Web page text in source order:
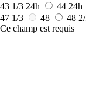
43 1/3 24h 44 24h
47 1/3
48 48
Ce champ est requis